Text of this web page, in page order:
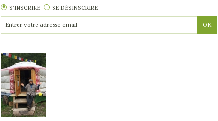
S'INSCRIRE SE DÉSINSCRIRE